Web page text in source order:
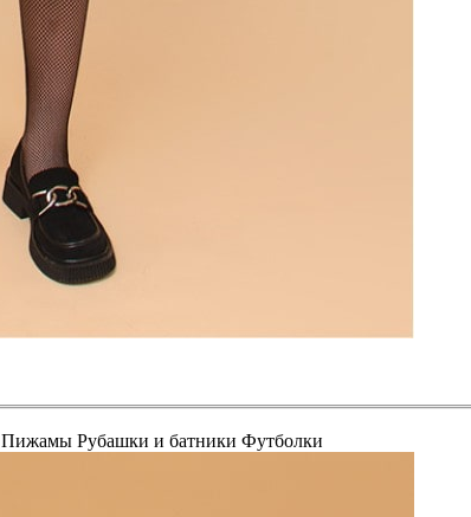
Пижамы Рубашки и батники Футболки